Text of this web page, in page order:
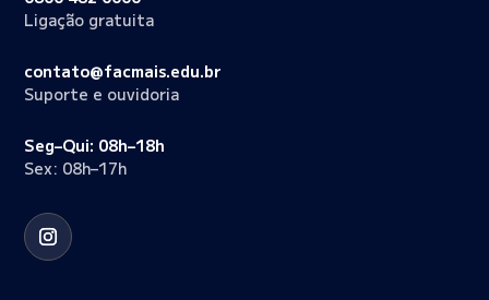
Ligação gratuita
contato@facmais.edu.br
Suporte e ouvidoria
Seg–Qui: 08h–18h
Sex: 08h–17h